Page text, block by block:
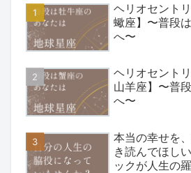
ヘリオセント
蠍座】〜普段
へ〜
ヘリオセント
山羊座】〜普
へ〜
本当の幸せを
き読んでほし
ックが人生の